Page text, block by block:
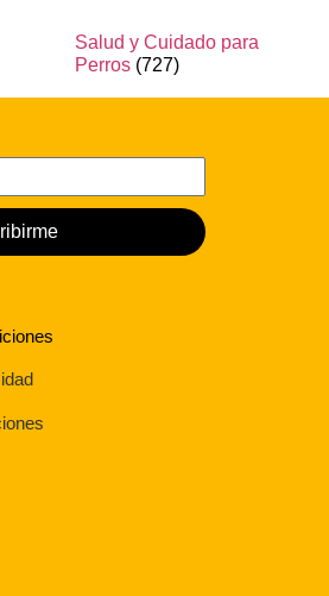
Salud y Cuidado para
Perros (727)